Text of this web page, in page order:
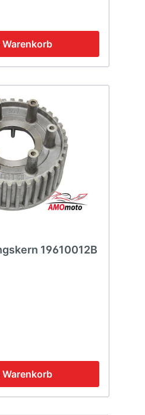
Warenkorb
19610012B
Warenkorb